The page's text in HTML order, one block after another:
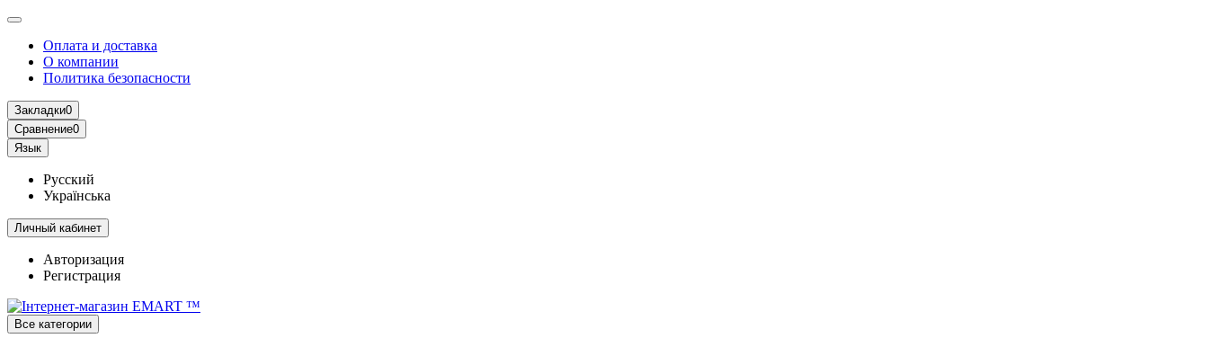
Оплата и доставка
О компании
Политика безопасности
Закладки0
Сравнение0
Язык
Русский
Українська
Личный кабинет
Авторизация
Регистрация
Все категории